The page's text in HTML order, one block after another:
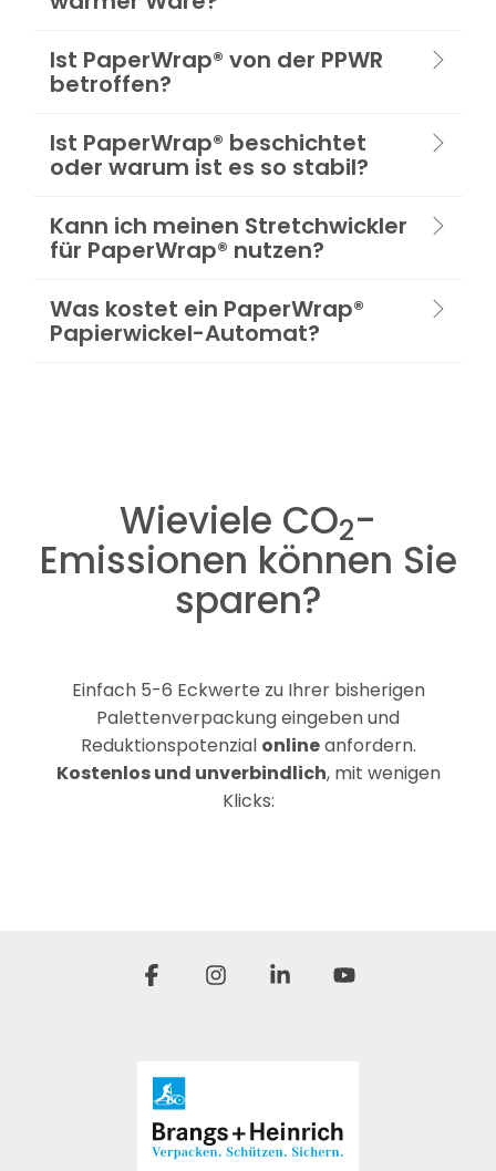
Ist PaperWrap® von der PPWR
betroffen?
Ist PaperWrap® beschichtet
oder warum ist es so stabil?
Kann ich meinen Stretchwickler
für PaperWrap® nutzen?
Was kostet ein PaperWrap®
Papierwickel-Automat?
Wieviele CO2-
Emissionen können Sie
sparen?
Einfach 5-6 Eckwerte zu Ihrer bisherigen
Palettenverpackung eingeben und
Reduktionspotenzial onlineanfordern.
Kostenlos und unverbindlich, mit wenigen
Klicks:
FacebookInstagram
Linkedin